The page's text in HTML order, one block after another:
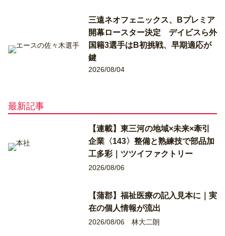
三遠ネオフェニックス、Bプレミア
開幕ロースター決定 デイビスら外
国籍3選手はB初挑戦、早期適応が
鍵
2026/08/04
最新記事
【連載】東三河の地域×未来×牽引
企業〈143〉整備と熟練技で部品加
工多彩｜ツツイファクトリー
2026/08/06
【蒲郡】福祉医療の記入見本に｜実
在の個人情報が流出
2026/08/06 林大二朗